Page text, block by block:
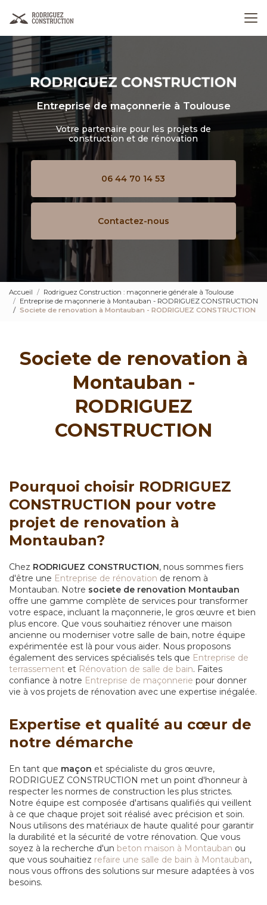
principal
Entreprise de maçonnerie à Toulouse
Votre partenaire pour les projets de
construction et de rénovation
06 44 70 14 53
Contactez-nous
Accueil
Rodriguez Construction : maçonnerie générale à Toulouse
Entreprise de maçonnerie à Montauban - RODRIGUEZ CONSTRUCTION
Societe de renovation à Montauban - RODRIGUEZ CONSTRUCTION
Societe de renovation à
Montauban -
RODRIGUEZ
CONSTRUCTION
Pourquoi choisir RODRIGUEZ
CONSTRUCTION pour votre
projet de renovation à
Montauban?
Chez RODRIGUEZ CONSTRUCTION, nous sommes fiers
d'être une Entreprise de rénovation de renom à
Montauban. Notre societe de renovation Montauban
offre une gamme complète de services pour transformer
votre espace, incluant la maçonnerie, le gros œuvre et bien
plus encore. Que vous souhaitiez rénover une maison
ancienne ou moderniser votre salle de bain, notre équipe
expérimentée est là pour vous aider. Nous proposons
également des services spécialisés tels que Entreprise de
terrassement et Rénovation de salle de bain. Faites
confiance à notre Entreprise de maçonnerie pour donner
vie à vos projets de rénovation avec une expertise inégalée.
Expertise et qualité au cœur de
notre démarche
En tant que maçon et spécialiste du gros œuvre,
RODRIGUEZ CONSTRUCTION met un point d'honneur à
respecter les normes de construction les plus strictes.
Notre équipe est composée d'artisans qualifiés qui veillent
à ce que chaque projet soit réalisé avec précision et soin.
Nous utilisons des matériaux de haute qualité pour garantir
la durabilité et la sécurité de votre rénovation. Que vous
soyez à la recherche d'un beton maison à Montauban ou
que vous souhaitiez refaire une salle de bain à Montauban,
nous vous offrons des solutions sur mesure adaptées à vos
besoins.